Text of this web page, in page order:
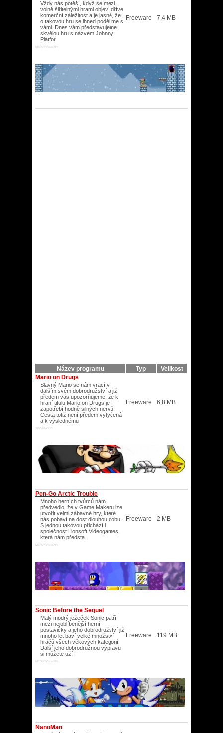
Vždy nás potěší, když se mezi
volně šiřitelnými hrami objeví dříve
komerční záležitost a je jasné, že
o takovou hru se ihned podělíme s
vámi. Dnes vám představujeme
skvělou hru s názvem Johnny
Platfor
ME/XP/Vista/XP/
Freeware 7,4 MB
Název programu Typ
Velikost
Mario on Drugs
Slavný Mario se nám vrací v
dalším svém dobrodružství a již
předem vás upozorňujeme, že k
hraní titulu Mario on Drugs je
zapotřebí hodně silných nervů.
Cesta totiž není předem vytyčená
a k výslednému
XP/Vista/XP/
Freeware 6,8 MB
Pen-Go Arctic Trouble
Mnoho herních tvůrců nám
předvedlo, že v Game Makeru lze
utvořit velmi zábavné hry, které
nás pobaví na dost dlouhou dobu.
S jednou takovou přichází i
společnost Lionsoft Videogames,
která nám předsta
ME/XP/Vista/XP/
Freeware 2 MB
Sonic Before the Sequel
Malý modrý ježeček Sonic patří
mezi nejoblíbenější herní
postavičky a jeho dobrodružství již
mnoho let baví velké množství
hráčů všech věkových kategorií.
Další jeho dobrodružnou výpravu
si můžete uží
ME/XP/Vista/XP/
Freeware 119 MB
NanoMan